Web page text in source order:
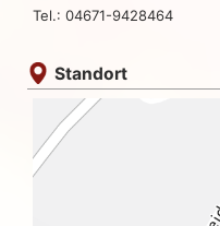
Tel.: 04671-9428464
Standort